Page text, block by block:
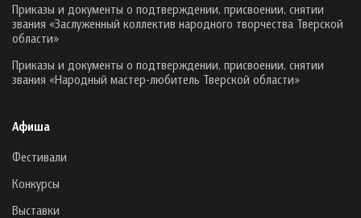
Приказы и документы о подтверждении, присвоении, снятии
звания «Заслуженный коллектив народного творчества Тверской
области»
Приказы и документы о подтверждении, присвоении, снятии
звания «Народный мастер-любитель Тверской области»
Афиша
Фестивали
Конкурсы
Выставки